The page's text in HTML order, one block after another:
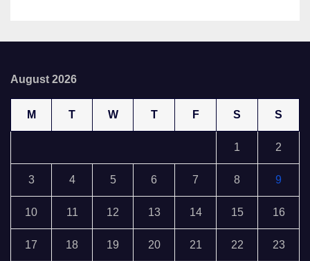
August 2026
M T W T F S S
1 2
3 4 5 6 7 8 9
10 11 12 13 14 15 16
17 18 19 20 21 22 23